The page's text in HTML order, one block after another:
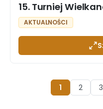
15. Turniej
AKTUALNOŚCI
1 2 3